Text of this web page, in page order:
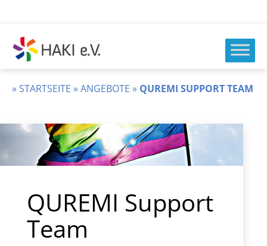
Inhalt
springen
HAKI
e.v.
»STARTSEITE »ANGEBOTE » QUREMI SUPPORT TEAM
QUREMI Support
Team